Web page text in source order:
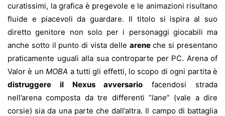
curatissimi, la grafica è pregevole e le animazioni risultano
fluide e piacevoli da guardare. Il titolo si ispira al suo
diretto genitore non solo per i personaggi giocabili ma
anche sotto il punto di vista delle areneche si presentano
praticamente uguali alla sua controparte per PC. Arena of
Valor è unMOBA a tutti gli effetti, lo scopo di ogni partita è
distruggere il Nexus avversario facendosi strada
nell’arena composta da tre differenti “lane” (vale a dire
corsie) sia da una parte che dall’altra. Il campo di battaglia